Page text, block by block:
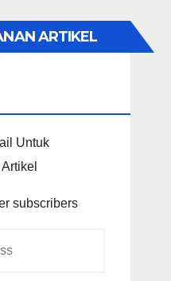
ARTIKEL
Untuk
subscribers